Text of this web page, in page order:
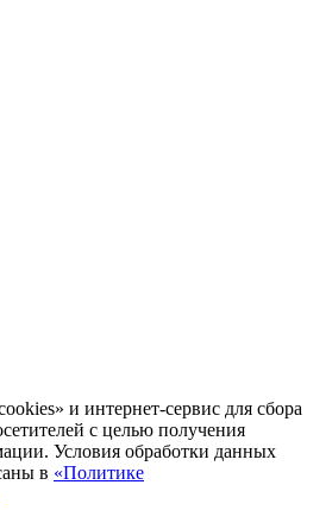
и интернет-сервис для сбора
с целью получения
Условия обработки данных
в «Политике